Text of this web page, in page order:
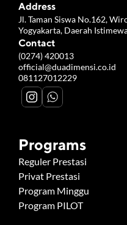
Address
Jl. Taman Siswa No.162,
Yogyakarta, Daerah
Contact
(0274) 420013
official@duadimensi.co.id
081127012229
Programs
Reguler Prestasi
Privat Prestasi
Program Minggu
Program PILOT